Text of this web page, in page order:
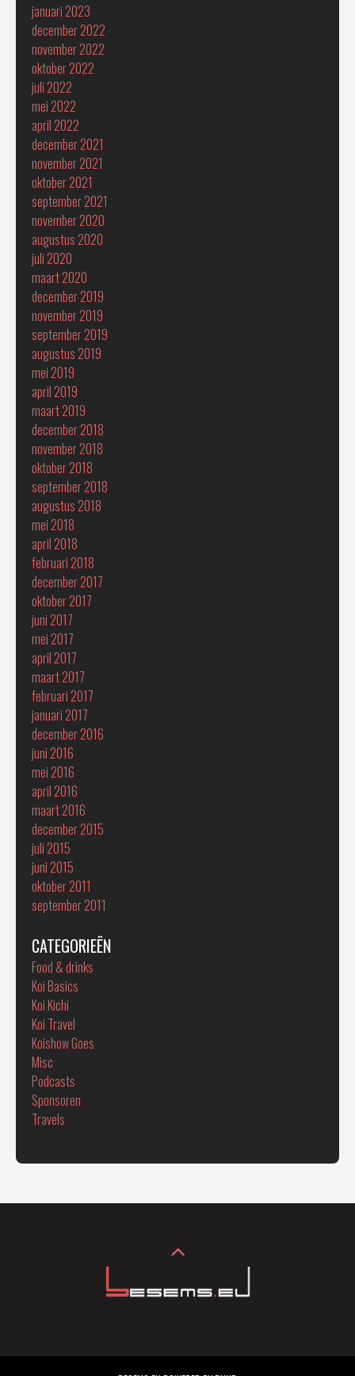
januari 2023
december 2022
november 2022
oktober 2022
juli 2022
mei 2022
april 2022
december 2021
november 2021
oktober 2021
september 2021
november 2020
augustus 2020
juli 2020
maart 2020
december 2019
november 2019
september 2019
augustus 2019
mei 2019
april 2019
maart 2019
december 2018
november 2018
oktober 2018
september 2018
augustus 2018
mei 2018
april 2018
februari 2018
december 2017
oktober 2017
juni 2017
mei 2017
april 2017
maart 2017
februari 2017
januari 2017
december 2016
juni 2016
mei 2016
april 2016
maart 2016
december 2015
juli 2015
juni 2015
oktober 2011
september 2011
CATEGORIEËN
Food & drinks
Koi Basics
Koi Kichi
Koi Travel
Koishow Goes
Misc
Podcasts
Sponsoren
Travels